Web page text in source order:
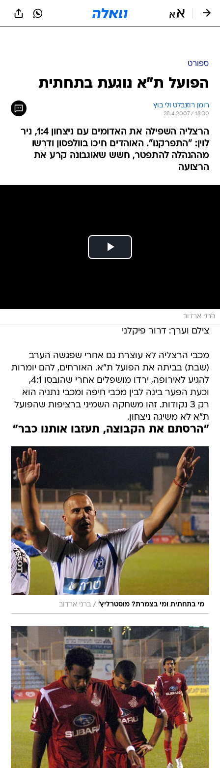
הפועל ת"א נוגעת בתחתית
רומן רוזנבלט ולי בוץ
28.4.2007 / 18:30
הרצליה השפילה את האדומים עם ניצחון 1:4, ניר
מההנהלה להתפטר, חשש שאוגבונה קרע את
הרצועה
צילם וערך: דרור פיקלני
מכבי הרצליה לא עוצרת גם אחרי שפגשה הערב
להגיע לאירופה, ירדו מושפלים אחרי שהובסו 4:1,
וכעת הפער בינה לבין מכבי חיפה ומכבי נתניה הוא
רק 3 נקודות. זהו משחקה השמיני ברציפות שהפועל
ת"א לא משיגה ניצחון.
"הרסתם את הקבוצה, תעזבו אותנו כבר"
מי בתחתית ומי בצמרת? מוסטרליץ' / ברני ארדוב